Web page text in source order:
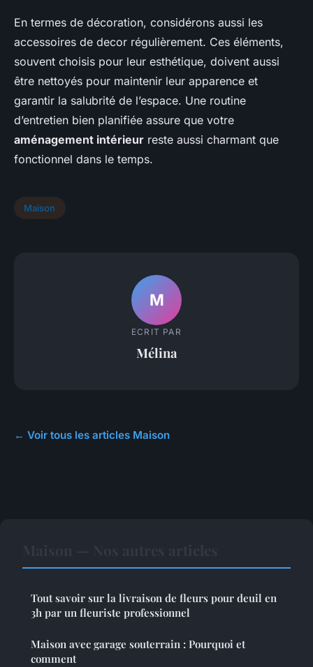
En termes de décoration, considérons aussi les
accessoires de decor régulièrement. Ces éléments,
souvent choisis pour leur esthétique, doivent aussi
être nettoyés pour maintenir leur apparence et
garantir la salubrité de l’espace. Une routine
d’entretien bien planifiée assure que votre
aménagement intérieur reste aussi charmant que
fonctionnel dans le temps.
Maison
M
ECRIT PAR
Mélina
← Voir tous les articles Maison
Tout savoir sur la livraison de fleurs pour deuil en
3h par un fleuriste professionnel
Maison avec garage souterrain : Pourquoi et
comment